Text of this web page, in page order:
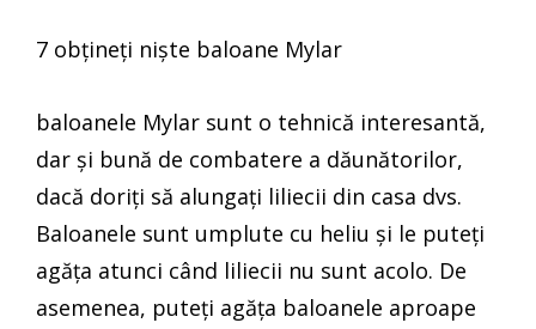
7 obțineți niște baloane Mylar
baloanele Mylar sunt o tehnică interesantă,
dar și bună de combatere a dăunătorilor,
dacă doriți să alungați liliecii din casa dvs.
Baloanele sunt umplute cu heliu și le puteți
agăța atunci când liliecii nu sunt acolo. De
asemenea, puteți agăța baloanele aproape